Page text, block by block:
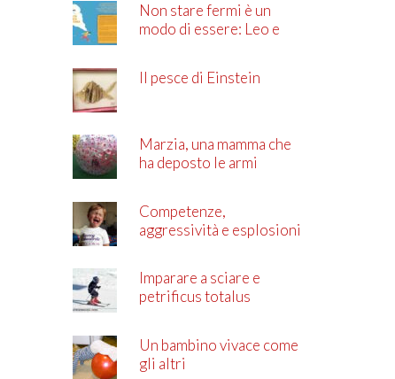
Non stare fermi è un
modo di essere: Leo e
Il pesce di Einstein
Marzia, una mamma che
ha deposto le armi
Competenze,
aggressività e esplosioni
Imparare a sciare e
petrificus totalus
Un bambino vivace come
gli altri